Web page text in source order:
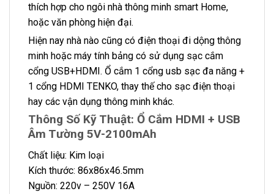
thích hợp cho ngôi nhà thông minh smart Home,
hoặc văn phòng hiện đại.
Hiện nay nhà nào cũng có điện thoại đi dộng thông
minh hoặc máy tính bảng có sử dụng sạc cắm
cổng USB+HDMI. Ổ cắm 1 cổng usb sạc đa năng +
1 cổng HDMI TENKO, thay thế cho sạc điện thoại
hay các vận dụng thông minh khác.
Thông Số Kỹ Thuật: Ổ Cắm HDMI + USB
Âm Tường 5V-2100mAh
Chất liệu: Kim loại
Kích thước: 86x86x46.5mm
Nguồn: 220v – 250V 16A